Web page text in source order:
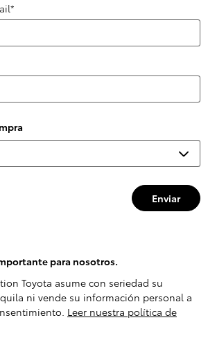
*
Enviar
para nosotros.
Toyota asume con seriedad su
ni vende su información personal a
Leer nuestra política de